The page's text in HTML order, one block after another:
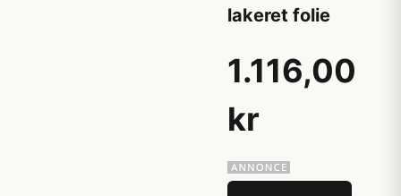
lakeret folie
1.116,00
kr